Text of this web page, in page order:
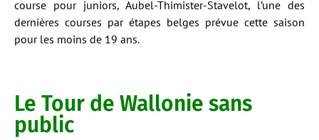
course pour juniors, Aubel-Thimister-Stavelot, l’une des
dernières courses par étapes belges prévue cette saison
pour les moins de 19 ans.
Le Tour de Wallonie sans
public